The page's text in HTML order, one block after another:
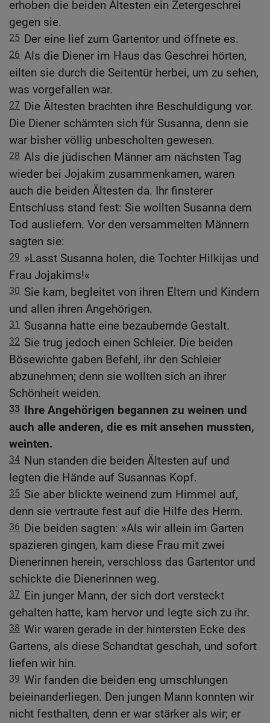
erhoben die beiden Ältesten ein Zetergeschrei
gegen sie.
25 Der eine lief zum Gartentor und öffnete es.
26 Als die Diener im Haus das Geschrei hörten,
eilten sie durch die Seitentür herbei, um zu sehen,
was vorgefallen war.
27 Die Ältesten brachten ihre Beschuldigung vor.
Die Diener schämten sich für Susanna, denn sie
war bisher völlig unbescholten gewesen.
28 Als die jüdischen Männer am nächsten Tag
wieder bei Jojakim zusammenkamen, waren
auch die beiden Ältesten da. Ihr finsterer
Entschluss stand fest: Sie wollten Susanna dem
Tod ausliefern. Vor den versammelten Männern
sagten sie:
29 »Lasst Susanna holen, die Tochter Hilkijas und
Frau Jojakims!«
30 Sie kam, begleitet von ihren Eltern und Kindern
und allen ihren Angehörigen.
31 Susanna hatte eine bezaubernde Gestalt.
32 Sie trug jedoch einen Schleier. Die beiden
Bösewichte gaben Befehl, ihr den Schleier
abzunehmen; denn sie wollten sich an ihrer
Schönheit weiden.
33 Ihre Angehörigen begannen zu weinen und
auch alle anderen, die es mit ansehen mussten,
weinten.
34 Nun standen die beiden Ältesten auf und
legten die Hände auf Susannas Kopf.
35 Sie aber blickte weinend zum Himmel auf,
denn sie vertraute fest auf die Hilfe des Herrn.
36 Die beiden sagten: »Als wir allein im Garten
spazieren gingen, kam diese Frau mit zwei
Dienerinnen herein, verschloss das Gartentor und
schickte die Dienerinnen weg.
37 Ein junger Mann, der sich dort versteckt
gehalten hatte, kam hervor und legte sich zu ihr.
38 Wir waren gerade in der hintersten Ecke des
Gartens, als diese Schandtat geschah, und sofort
liefen wir hin.
39 Wir fanden die beiden eng umschlungen
beieinanderliegen. Den jungen Mann konnten wir
nicht festhalten, denn er war stärker als wir; er